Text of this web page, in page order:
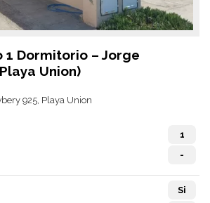
Dormitorio – Jorge
Union)
925, Playa Union
1
-
Si